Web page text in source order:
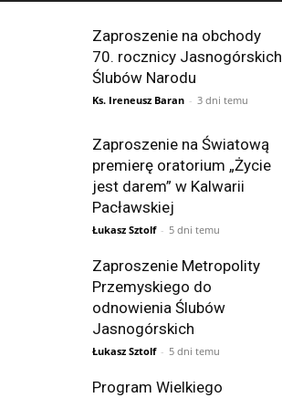
Zaproszenie na obchody
70. rocznicy Jasnogórskich
Ślubów Narodu
Ks. Ireneusz Baran - 3 dni temu
Zaproszenie na Światową
premierę oratorium „Życie
jest darem” w Kalwarii
Pacławskiej
Łukasz Sztolf - 5 dni temu
Zaproszenie Metropolity
Przemyskiego do
odnowienia Ślubów
Jasnogórskich
Łukasz Sztolf - 5 dni temu
Program Wielkiego